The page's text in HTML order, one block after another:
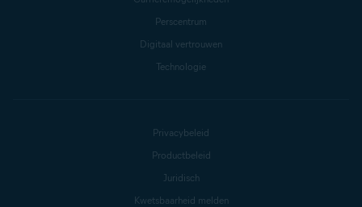
Perscentrum
Digitaal vertrouwen
Technologie
Privacybeleid
Productbeleid
Juridisch
Kwetsbaarheid melden